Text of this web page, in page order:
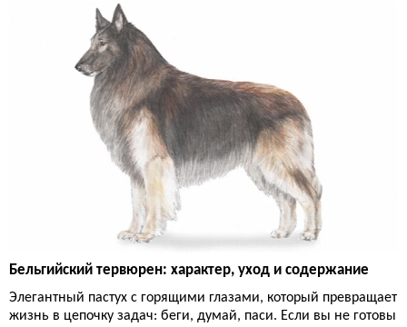
Бельгийский тервюрен: характер, уход и содержание
Элегантный пастух с горящими глазами, который превращает
жизнь в цепочку задач: беги, думай, паси. Если вы не готовы